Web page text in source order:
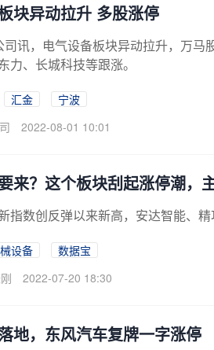
块异动拉升 多股涨停
司讯，电气设备板块异动拉升，万
力、长城科技等跟涨。
汇金
宁波
2022-08-01 10:01
来？这个板块刮起涨停潮，
指数创反弹以来新高，安达智能、
设备
数据宝
2022-07-20 18:30
地，东风汽车复牌一字涨停